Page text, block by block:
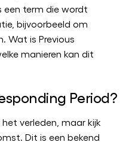
een term die wordt
bijvoorbeeld om
Wat is Previous
manieren kan dit
Period?
verleden, maar kijk
Dit is een bekend